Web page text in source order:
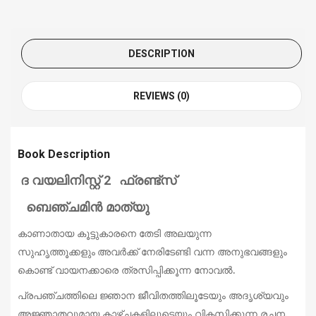
DESCRIPTION
REVIEWS (0)
Book Description
ദ വയലിനിസ്റ്റ്2
ഫ്രണ്ട്‌സ്
ബെഞ്ചമിൻ മാത്യു
കാണാതായ കൂട്ടുകാരനെ തേടി അലയുന്ന
സുഹൃത്തൂക്കളും അവര്‍ക്ക് നേരിടേണ്ടി വന്ന അനുഭവങ്ങളും
കൊണ്ട് വായനക്കാരെ ത്രസിപ്പിക്കൂന്ന നോവല്‍.
പ്രപഞ്ചത്തിലെ ജ്ഞാന ജീവിതത്തിലൂടേയും അദൃശ്യവും